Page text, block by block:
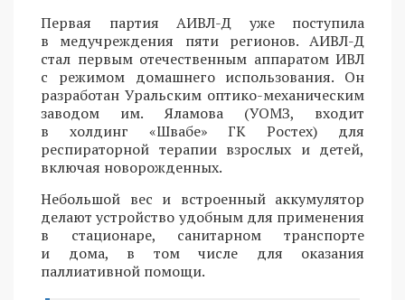
Первая партия АИВЛ-Д уже поступила
в медучреждения пяти регионов. АИВЛ-Д
стал первым отечественным аппаратом ИВЛ
с режимом домашнего использования. Он
разработан Уральским оптико-механическим
заводом им. Яламова (УОМЗ, входит
в холдинг «Швабе» ГК Ростех) для
респираторной терапии взрослых и детей,
включая новорожденных.
Небольшой вес и встроенный аккумулятор
делают устройство удобным для применения
в стационаре, санитарном транспорте
и дома, в том числе для оказания
паллиативной помощи.